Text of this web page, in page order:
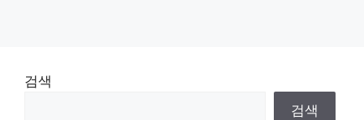
검색
검색